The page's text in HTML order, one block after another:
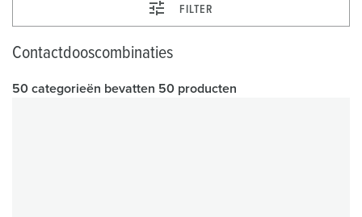
FILTER
Contactdooscombinaties
50 categorieën bevatten 50 producten